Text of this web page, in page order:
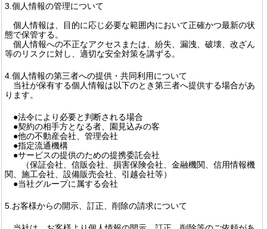
3.個人情報の管理について
個人情報は、目的に応じ必要な範囲内において正確かつ最新の状
態で保管する。
個人情報への不正なアクセスまたは、紛失、漏洩、破壊、改ざん
等のリスクに対し、適切な安全対策を講ずる。
4.個人情報の第三者への提供・共同利用について
当社が保有する個人情報は以下のとき第三者へ提供する場合があ
ります。
●法令により必要と判断される場合
●契約の相手方となる者、園見込みの客
●他の不動産会社、管理会社
●指定流通機構
●サービスの提供のための提携委託会社
（保証会社、信販会社、損害保険会社、金融機関、信用情報機
関、施工会社、設備販売会社、引越会社等）
●当社グループに属する会社
5.お客様からの開示、訂正、削除の請求について